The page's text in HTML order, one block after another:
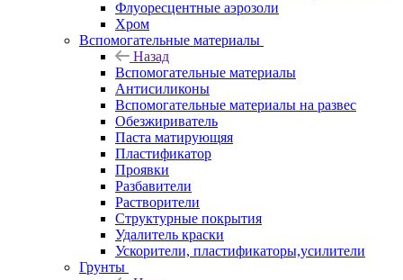
Флуоресцентные аэрозоли
Хром
Вспомогательные материалы
Назад
Вспомогательные материалы
Антисиликоны
Вспомогательные материалы на развес
Обезжириватель
Паста матирующяя
Пластификатор
Проявки
Разбавители
Растворители
Структурные покрытия
Удалитель краски
Ускорители, пластификаторы,усилители
Грунты